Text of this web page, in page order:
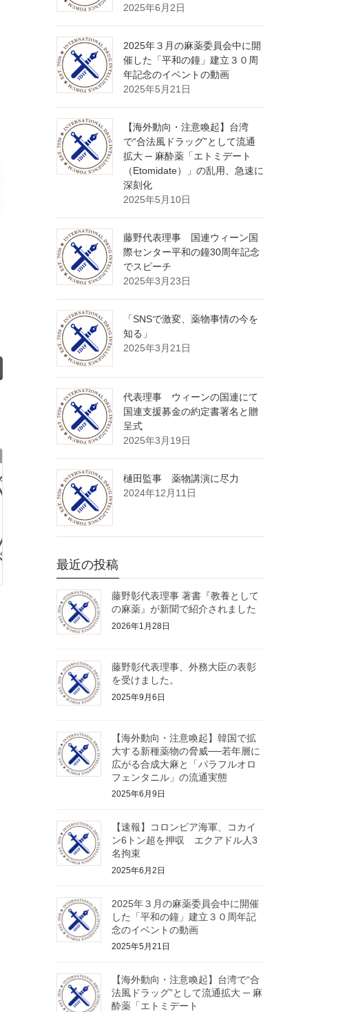
2025年6月2日
2025年３月の麻薬委員会中に開
催した「平和の鐘」建立３０周
年記念のイベントの動画
2025年5月21日
【海外動向・注意喚起】台湾
で“合法風ドラッグ”として流通
拡大 ─ 麻酔薬「エトミデート
（Etomidate）」の乱用、急速に
深刻化
2025年5月10日
藤野代表理事 国連ウィーン国
際センター平和の鐘30周年記念
でスピーチ
2025年3月23日
「SNSで激変、薬物事情の今を
知る」
2025年3月21日
代表理事 ウィーンの国連にて
国連支援募金の約定書署名と贈
呈式
2025年3月19日
樋田監事 薬物講演に尽力
2024年12月11日
最近の投稿
藤野彰代表理事 著書『教養として
の麻薬』が新聞で紹介されました
2026年1月28日
藤野彰代表理事、外務大臣の表彰
を受けました。
2025年9月6日
【海外動向・注意喚起】韓国で拡
大する新種薬物の脅威──若年層に
広がる合成大麻と「パラフルオロ
フェンタニル」の流通実態
2025年6月9日
【速報】コロンビア海軍、コカイ
ン6トン超を押収 エクアドル人3
名拘束
2025年6月2日
2025年３月の麻薬委員会中に開催
した「平和の鐘」建立３０周年記
念のイベントの動画
2025年5月21日
【海外動向・注意喚起】台湾で“合
法風ドラッグ”として流通拡大 ─ 麻
酔薬「エトミデート